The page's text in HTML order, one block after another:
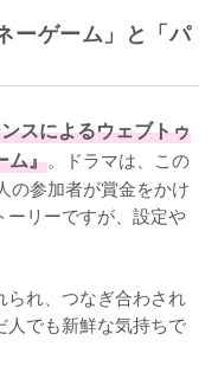
ーゲーム」と「パ
スによるウェブトゥ
ム』。ドラマは、この
の参加者が賞金をかけ
リーですが、設定や
られ、つなぎ合わされ
人でも新鮮な気持ちで